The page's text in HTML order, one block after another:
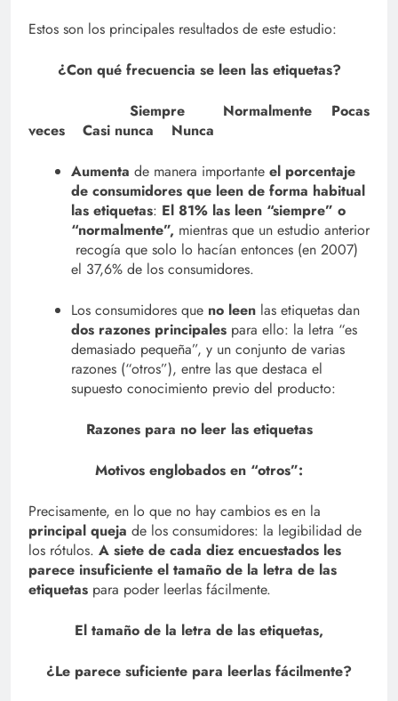
Estos son los principales resultados de este estudio:
¿Con qué frecuencia se leen las etiquetas?
Siempre Normalmente Pocas
veces Casi nunca Nunca
Aumenta de manera importante el porcentaje
de consumidores que leen de forma habitual
las etiquetas: El 81% las leen “siempre” o
“normalmente”, mientras que un estudio anterior
recogía que solo lo hacían entonces (en 2007)
el 37,6% de los consumidores.
Los consumidores que no leen las etiquetas dan
dos razones principales para ello: la letra “es
demasiado pequeña”, y un conjunto de varias
razones (“otros”), entre las que destaca el
supuesto conocimiento previo del producto:
Razones para no leer las etiquetas
Motivos englobados en “otros”:
Precisamente, en lo que no hay cambios es en la
principal queja de los consumidores: la legibilidad de
los rótulos. A siete de cada diez encuestados les
parece insuficiente el tamaño de la letra de las
etiquetas para poder leerlas fácilmente.
El tamaño de la letra de las etiquetas,
¿Le parece suficiente para leerlas fácilmente?